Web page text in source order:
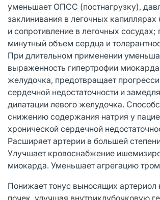
уменьшает ОПСС (постнагрузку),
заклинивания в легочных капиллярах
и сопротивление в легочных
минутный объем сердца и
При длительном применении
выраженность гипертрофии миокарда
желудочка, предотвращает
сердечной недостаточности и
дилатации левого желудочка.
снижению содержания натрия у
хронической сердечной
Расширяет артерии в большей
Улучшает кровоснабжение
миокарда. Уменьшает агрегацию
Понижает тонус выносящих артериол
почек, улучшая внутриклубочковую